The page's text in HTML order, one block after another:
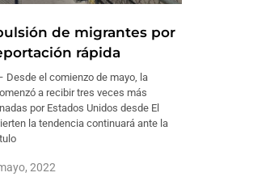
de migrantes por
rápida
Desde el comienzo de mayo, la
a recibir tres veces más
por Estados Unidos desde El
la tendencia continuará ante la
2022